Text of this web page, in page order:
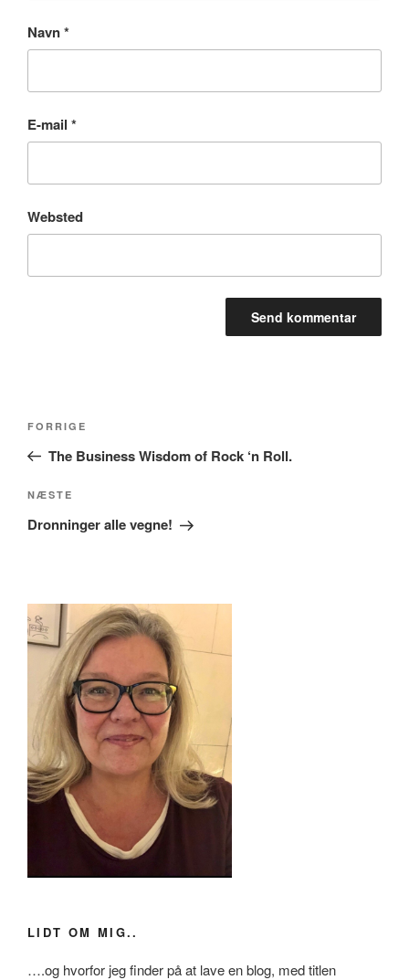
Navn*
E-mail *
Websted
Forrige
indlæg
FORRIGE
The Business Wisdom of Rock ‘n Roll.
Næste
indlæg
NÆSTE
Dronninger alle vegne!
LIDT OM MIG..
….og hvorfor jeg finder på at lave en blog, med titlen